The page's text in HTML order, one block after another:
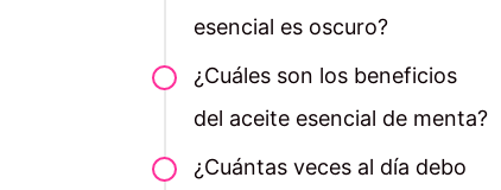
esencial es oscuro?
¿Cuáles son los beneficios
del aceite esencial de menta?
¿Cuántas veces al día debo